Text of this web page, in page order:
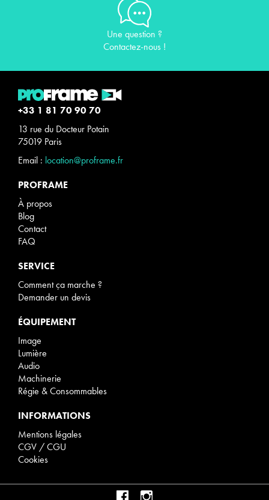
Une question ?
Contactez-nous !
+33 1 81 70 90 70
13 rue du Docteur Potain
75019 Paris
Email : location@proframe.fr
PROFRAME
À propos
Blog
Contact
FAQ
SERVICE
Comment ça marche ?
Demander un devis
ÉQUIPEMENT
Image
Lumière
Audio
Machinerie
Régie & Consommables
INFORMATIONS
Mentions légales
CGV / CGU
Cookies